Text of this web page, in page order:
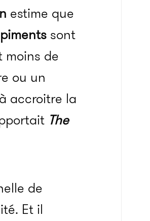
estime que
piments sont
moins de
ou un
accroitre la
The
de
Et il